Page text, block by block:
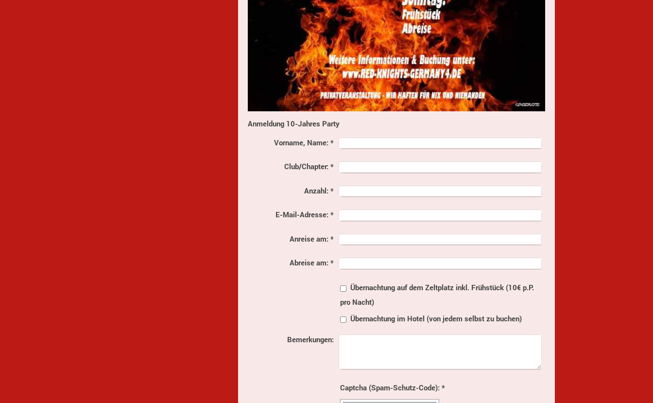
Anmeldung 10-Jahres Party
Vorname, Name: *
Club/Chapter: *
Anzahl: *
E-Mail-Adresse: *
Anreise am: *
Abreise am: *
Übernachtung auf dem Zeltplatz inkl. Frühstück (10€ p.P.
pro Nacht)
Übernachtung im Hotel (von jedem selbst zu buchen)
Bemerkungen:
Captcha (Spam-Schutz-Code): *